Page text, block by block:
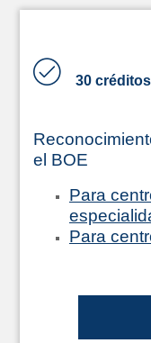
30
el BOE
Para
Para